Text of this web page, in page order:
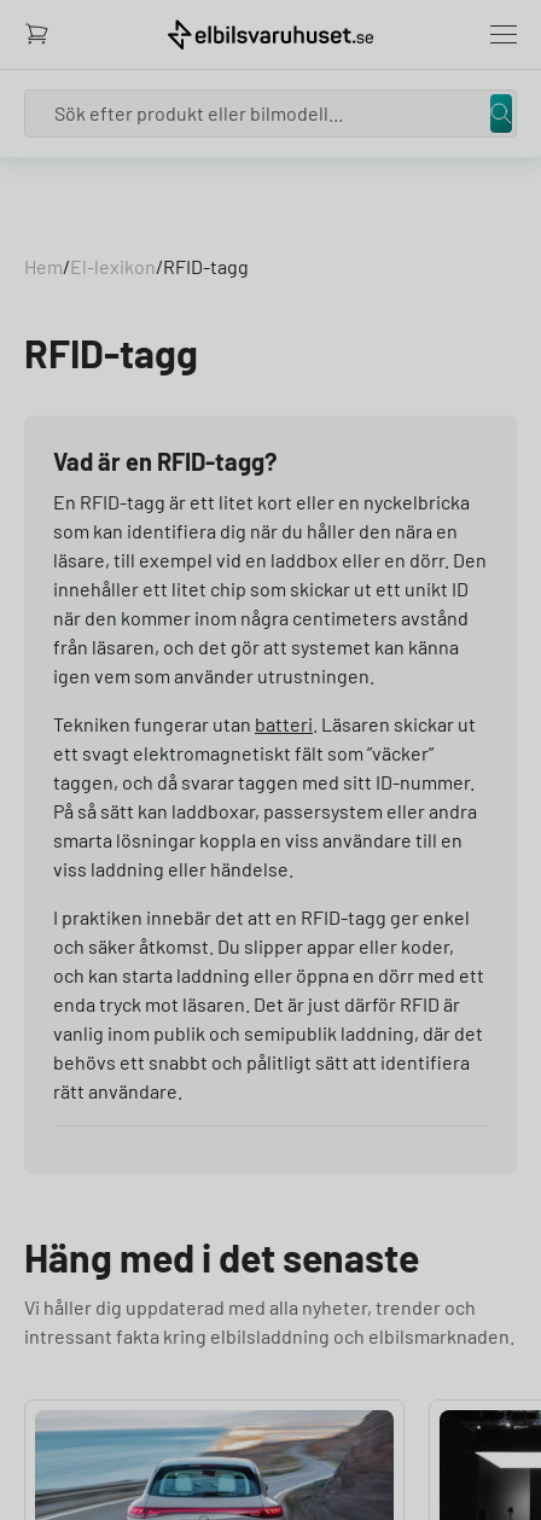
Hem/El-lexikon/RFID-tagg
RFID-tagg
Vad är en RFID-tagg?
En RFID-tagg är ett litet kort eller en nyckelbricka
som kan identifiera dig när du håller den nära en
läsare, till exempel vid en laddbox eller en dörr. Den
innehåller ett litet chip som skickar ut ett unikt ID
när den kommer inom några centimeters avstånd
från läsaren, och det gör att systemet kan känna
igen vem som använder utrustningen.
Tekniken fungerar utan batteri . Läsaren skickar ut
ett svagt elektromagnetiskt fält som ”väcker”
taggen, och då svarar taggen med sitt ID-nummer.
På så sätt kan laddboxar, passersystem eller andra
smarta lösningar koppla en viss användare till en
viss laddning eller händelse.
I praktiken innebär det att en RFID-tagg ger enkel
och säker åtkomst. Du slipper appar eller koder,
och kan starta laddning eller öppna en dörr med ett
enda tryck mot läsaren. Det är just därför RFID är
vanlig inom publik och semipublik laddning, där det
behövs ett snabbt och pålitligt sätt att identifiera
rätt användare.
Häng med i det senaste
Vi håller dig uppdaterad med alla nyheter, trender och
intressant fakta kring elbilsladdning och elbilsmarknaden.